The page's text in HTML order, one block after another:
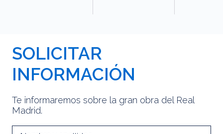
SOLICITAR
INFORMACIÓN
Te informaremos sobre la gran obra del Real
Madrid.